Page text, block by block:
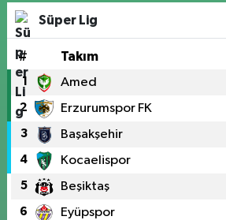
Süper Lig
# Takım
1 Amed
2 Erzurumspor FK
3 Başakşehir
4 Kocaelispor
5 Beşiktaş
6 Eyüpspor